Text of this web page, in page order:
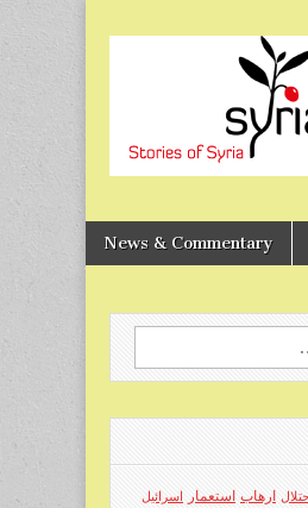
News & Commentary
ارهاب استعمار اسرائيل